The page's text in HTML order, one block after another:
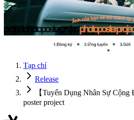
Tạp chí
Release
【Tuyển Dụng Nhân Sự
poster project